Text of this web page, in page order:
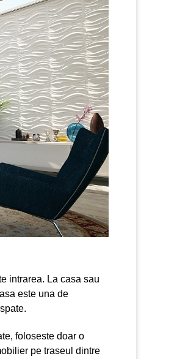
intrarea. La casa sau
este una de
foloseste doar o
pe traseul dintre